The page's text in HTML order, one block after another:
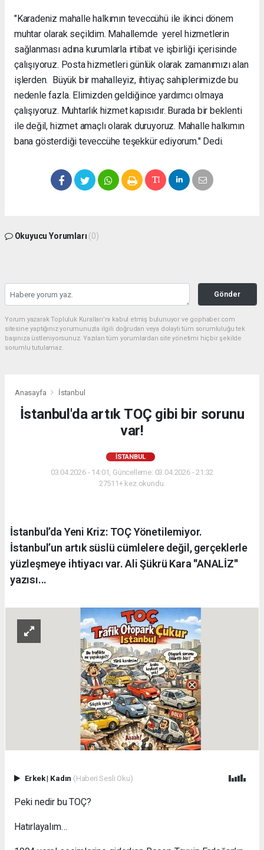
"Karadeniz mahalle halkımın teveccühü ile ikinci dönem
muhtar olarak seçildim. Mahallemde yerel hizmetlerin
sağlanması adına kurumlarla irtibat ve işbirliği içerisinde
çalışıyoruz. Posta hizmetleri günlük olarak zamanımızı alan
işlerden. Büyük bir mahalleyiz, ihtiyaç sahiplerimizde bu
nedenle fazla. Elimizden geldiğince yardımcı olmaya
çalışıyoruz. Muhtarlık hizmet kapısıdır. Burada bir beklenti
ile değil, hizmet amaçlı olarak duruyoruz. Mahalle halkımın
bana gösterdiği teveccühe teşekkür ediyorum." Dedi.
Okuyucu Yorumları (0)
Gönder
Yorum yazarak Topluluk Kuralları’nı kabul etmiş bulunuyor ve gophaber.com
sitesine yaptığınız yorumunuzla ilgili doğrudan veya dolaylı tüm sorumluluğu tek
başınıza üstleniyorsunuz. Yazılan tüm yorumlardan site yönetimi hiçbir şekilde
sorumlu tutulamaz.
Anasayfa İstanbul
İstanbul'da artık TOÇ gibi bir sorunu
var!
İSTANBUL
03.04.2026 - 14:01, Güncelleme: 03.04.2026 - 21:32
27511+ kez okundu.
İstanbul’da Yeni Kriz: TOÇ Yönetilemiyor.
İstanbul’un artık süslü cümlelere değil, gerçeklerle
yüzleşmeye ihtiyacı var. Ali Şükrü Kara ''ANALİZ''
yazısı...
Erkek| Kadın (Haberi Sesli Oku)
Peki nedir bu TOÇ?
Hatırlayalım…